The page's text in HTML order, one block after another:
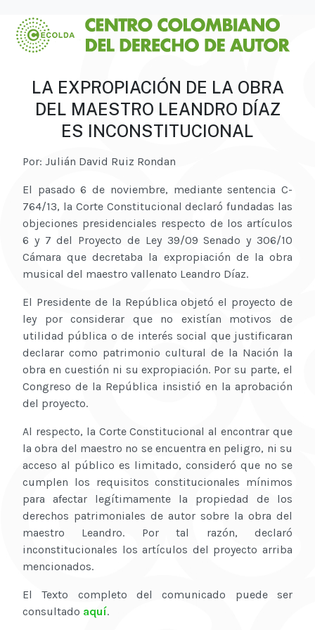
LA EXPROPIACIÓN DE LA OBRA
DEL MAESTRO LEANDRO DÍAZ
ES INCONSTITUCIONAL
Por: Julián David Ruiz Rondan
El pasado 6 de noviembre, mediante sentencia C-
764/13, la Corte Constitucional declaró fundadas las
objeciones presidenciales respecto de los artículos
6 y 7 del Proyecto de Ley 39/09 Senado y 306/10
Cámara que decretaba la expropiación de la obra
musical del maestro vallenato Leandro Díaz.
El Presidente de la República objetó el proyecto de
ley por considerar que no existían motivos de
utilidad pública o de interés social que justificaran
declarar como patrimonio cultural de la Nación la
obra en cuestión ni su expropiación. Por su parte, el
Congreso de la República insistió en la aprobación
del proyecto.
Al respecto, la Corte Constitucional al encontrar que
la obra del maestro no se encuentra en peligro, ni su
acceso al público es limitado, consideró que no se
cumplen los requisitos constitucionales mínimos
para afectar legítimamente la propiedad de los
derechos patrimoniales de autor sobre la obra del
maestro Leandro. Por tal razón, declaró
inconstitucionales los artículos del proyecto arriba
mencionados.
El Texto completo del comunicado puede ser
consultado aquí.